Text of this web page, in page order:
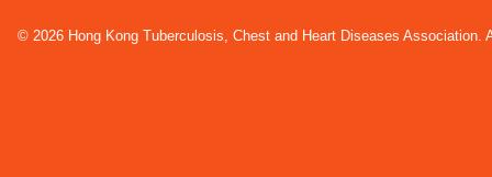
© 2026 Hong Kong Tuberculosis, Chest and Heart Diseases Association.